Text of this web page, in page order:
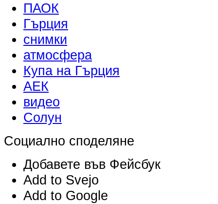
ПАОК
Гърция
снимки
атмосфера
Купа на Гърция
АЕК
видео
Солун
Социално споделяне
Добавете във Фейсбук
Add to Svejo
Add to Google